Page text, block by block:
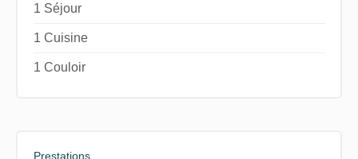
1 Séjour
1 Cuisine
1 Couloir
Prestations